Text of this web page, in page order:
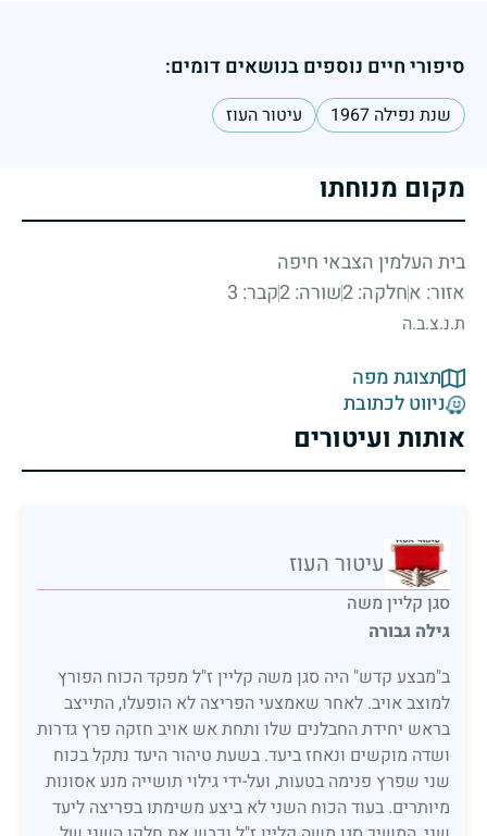
סיפורי חיים נוספים בנושאים דומים:
שנת נפילה 1967 עיטור העוז
מקום מנוחתו
בית העלמין הצבאי חיפה
אזור: אחלקה: 2 שורה: 2 קבר: 3
ת.נ.צ.ב.ה
תצוגת מפה
ניווט לכתובת
אותות ועיטורים
עיטור העוז
סגן קליין משה
גילה גבורה
ב"מבצע קדש" היה סגן משה קליין ז"ל מפקד הכוח הפורץ
למוצב אויב. לאחר שאמצעי הפריצה לא הופעלו, התייצב
בראש יחידת החבלנים שלו ותחת אש אויב חזקה פרץ גדרות
ושדה מוקשים ונאחז ביעד. בשעת טיהור היעד נתקל בכוח
שני שפרץ פנימה בטעות, ועל-ידי גילוי תושייה מנע אסונות
מיותרים. בעוד הכוח השני לא ביצע משימתו בפריצה ליעד